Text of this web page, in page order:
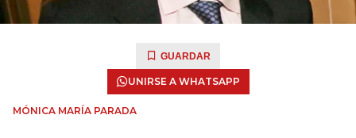
GUARDAR
UNIRSE A WHATSAPP
MÓNICA MARÍA PARADA